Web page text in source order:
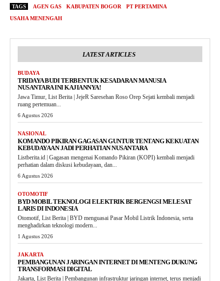
TAGS AGEN GAS KABUPATEN BOGOR
PT PERTAMINA
USAHA MENENGAH
LATEST ARTICLES
BUDAYA
TRIDAYA BUDI TERBENTUK KESADARAN MANUSIA
NUSANTARA INI KAJIANNYA!
Jawa Timur, List Berita | JejeR Saresehan Roso Orep Sejati kembali menjadi
ruang pertemuan...
6 Agustus 2026
NASIONAL
KOMANDO PIKIRAN GAGASAN GUNTUR TENTANG KEKUATAN
KEBUDAYAAN JADI PERHATIAN NUSANTARA
Listberita.id | Gagasan mengenai Komando Pikiran (KOPI) kembali menjadi
perhatian dalam diskusi kebudayaan, dan...
6 Agustus 2026
OTOMOTIF
BYD MOBIL TEKNOLOGI ELEKTRIK BERGENGSI MELESAT
LARIS DI INDONESIA
Otomotif, List Berita | BYD menguasai Pasar Mobil Listrik Indonesia, serta
menghadirkan teknologi modern...
1 Agustus 2026
JAKARTA
PEMBANGUNAN JARINGAN INTERNET DI MENTENG DUKUNG
TRANSFORMASI DIGITAL
Jakarta, List Berita | Pembangunan infrastruktur jaringan internet, terus menjadi